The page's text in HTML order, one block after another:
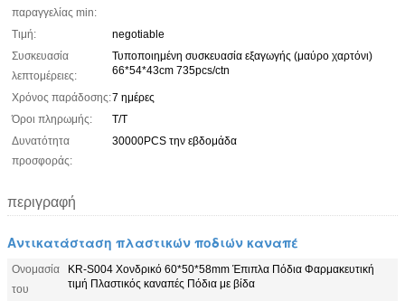
παραγγελίας min:
Τιμή:
negotiable
Συσκευασία
λεπτομέρειες:
Τυποποιημένη συσκευασία εξαγωγής (μαύρο χαρτόνι)
66*54*43cm 735pcs/ctn
Χρόνος παράδοσης:7 ημέρες
Όροι πληρωμής:
Τ/Τ
Δυνατότητα
προσφοράς:
30000PCS την εβδομάδα
περιγραφή
Αντικατάσταση πλαστικών ποδιών καναπέ
Ονομασία
του
KR-S004 Χονδρικό 60*50*58mm Έπιπλα Πόδια Φαρμακευτική
τιμή Πλαστικός καναπές Πόδια με βίδα